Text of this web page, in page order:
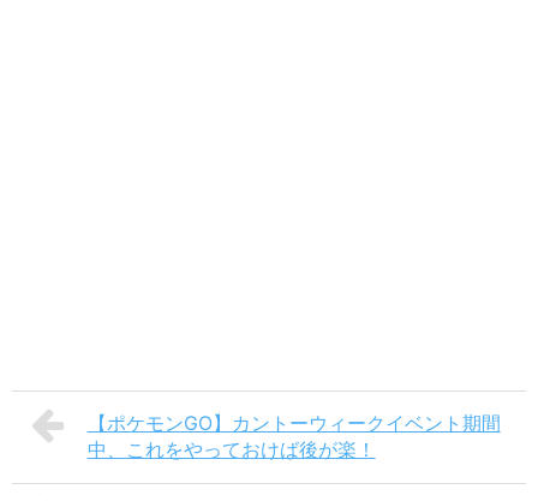
【ポケモンGO】カントーウィークイベント期間
中、これをやっておけば後が楽！